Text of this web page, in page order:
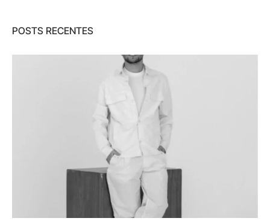
POSTS RECENTES